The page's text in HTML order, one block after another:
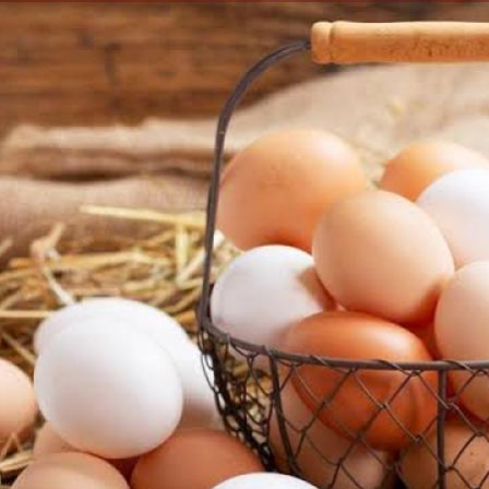
إلهام شرشر
الكاتبة إلهام شرشر تهنئ الرئيس
السيسي بعيد ميلاده وتُشيد بجهوده
في بناء الدولة
الضبعة
التنفيذ